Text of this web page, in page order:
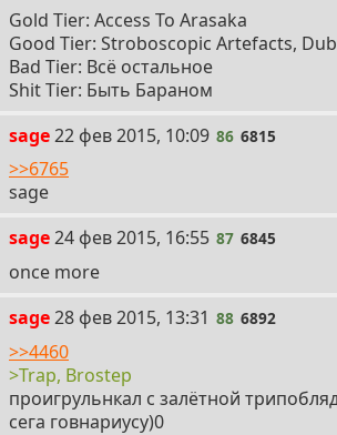
Gold Tier: Access To Arasaka
Good Tier: Stroboscopic Artefacts,
Bad Tier: Всё остальное
Shit Tier: Быть Бараном
sage 86
22 фев 2015, 10:09 86 6815
>>6765
sage
sage87
24 фев 2015, 16:55 87 6845
once more
sage 88
28 фев 2015, 13:31 88 6892
>>4460
>Trap, Brostep
проигрульнкал с залётной
сега говнариусу)0